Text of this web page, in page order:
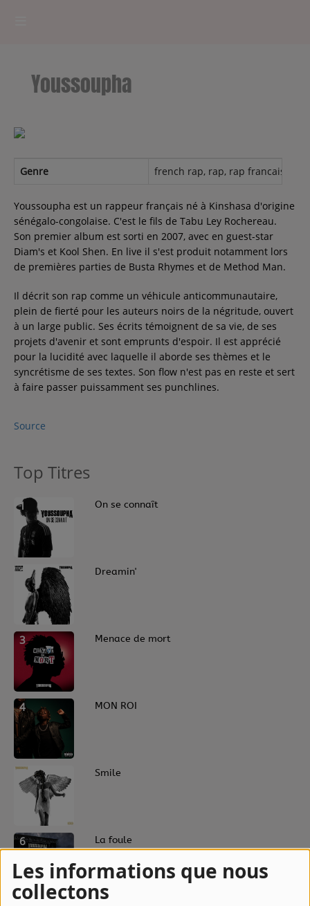
Les informations que nous
collectons
RADIOPLAYER
PODCASTS
CONCOURS
Contact
Contact
Régie Publicitaire
Fréquences
Recherche d'un titre
Youssoupha
Genre french rap, rap, rap francais,
Youssoupha est un rappeur français né à Kinshasa d'origine
sénégalo-congolaise. C'est le fils de Tabu Ley Rochereau.
Son premier album est sorti en 2007, avec en guest-star
Diam's et Kool Shen. En live il s'est produit notamment lors
de premières parties de Busta Rhymes et de Method Man.
Il décrit son rap comme un véhicule anticommunautaire,
plein de fierté pour les auteurs noirs de la négritude, ouvert
à un large public. Ses écrits témoignent de sa vie, de ses
projets d'avenir et sont emprunts d'espoir. Il est apprécié
pour la lucidité avec laquelle il aborde ses thèmes et le
syncrétisme de ses textes. Son flow n'est pas en reste et sert
à faire passer puissamment ses punchlines.
Source
Top Titres
1 On se connaît
2 Dreamin'
3 Menace de mort
4 MON ROI
Smile
6 La foule